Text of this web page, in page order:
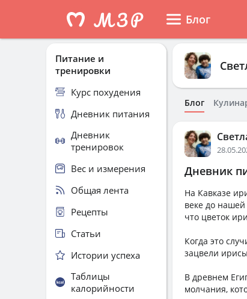
Блог
Блог
Дневник
На Кавказе
веке до
что цветок
Когда это
зацвели
В древнем
молчания,
Питание и
тренировки
Курс похудения
Дневник питания
Дневник
тренировок
Вес и измерения
Общая лента
Рецепты
Статьи
Истории успеха
Таблицы
калорийности